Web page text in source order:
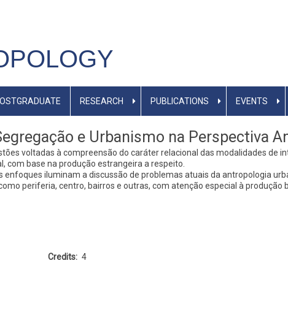
RESEARCH PUBLICATIONS EVENTS
e Urbanismo na Perspectiva
voltadas à compreensão do caráter relacional das modalidades de
com base na produção estrangeira a respeito.
enfoques iluminam a discussão de problemas atuais da antropologia
periferia, centro, bairros e outras, com atenção especial à produção
Credits
4